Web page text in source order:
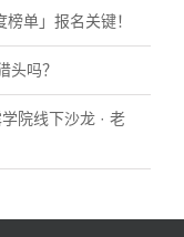
单」报名关键！
头吗？
院线下沙龙 · 老